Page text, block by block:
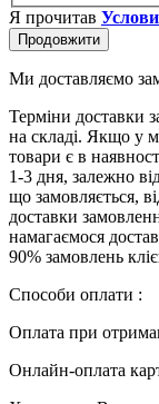
Я прочитав
Продовжити
Ми доставляємо
Терміни доставки
на складі. Якщо у
товари є в
1-3 дня, залежно
що замовляється,
доставки
намагаємося
90% замовлень
Способи оплати :
Оплата при
Онлайн-оплата